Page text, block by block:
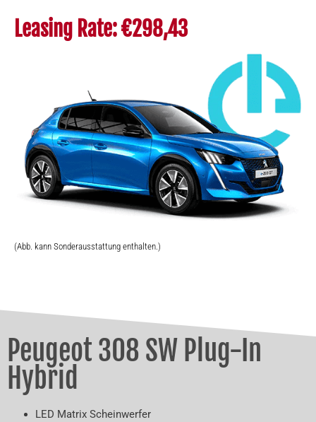
Leasing Rate: €298,43
(Abb. kann Sonderausstattung enthalten.)
Peugeot 308 SW Plug-In
Hybrid
LED Matrix Scheinwerfer